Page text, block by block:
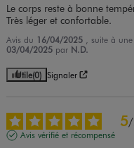
Le corps reste à bonne
Très léger et confortable.
Avis du 16/04/2025
, suite à
03/04/2025 par N.D.
Utile(0) Signaler
5/
Avis vérifié et récompensé